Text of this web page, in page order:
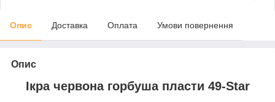
Опис Доставка Оплата Умови повернення
Опис
Ікра червона горбуша пласти 49-Star